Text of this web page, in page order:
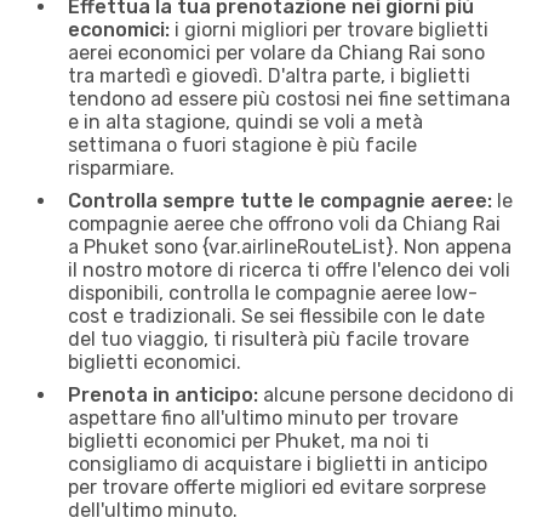
Effettua la tua prenotazione nei giorni più
economici: i giorni migliori per trovare biglietti
aerei economici per volare da Chiang Rai sono
tra martedì e giovedì. D'altra parte, i biglietti
tendono ad essere più costosi nei fine settimana
e in alta stagione, quindi se voli a metà
settimana o fuori stagione è più facile
risparmiare.
Controlla sempre tutte le compagnie aeree: le
compagnie aeree che offrono voli da Chiang Rai
a Phuket sono {​var.airlineRouteList}. Non appena
il nostro motore di ricerca ti offre l'elenco dei voli
disponibili, controlla le compagnie aeree low-
cost e tradizionali. Se sei flessibile con le date
del tuo viaggio, ti risulterà più facile trovare
biglietti economici.
Prenota in anticipo: alcune persone decidono di
aspettare fino all'ultimo minuto per trovare
biglietti economici per Phuket, ma noi ti
consigliamo di acquistare i biglietti in anticipo
per trovare offerte migliori ed evitare sorprese
dell'ultimo minuto.